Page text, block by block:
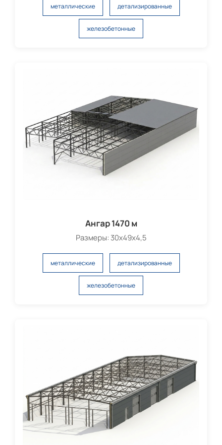
металлические детализированные
железобетонные
Ангар 1470 м
Размеры: 30х49х4,5
металлические детализированные
железобетонные